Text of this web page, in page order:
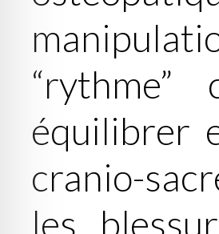
équilibrer
cranio-
les